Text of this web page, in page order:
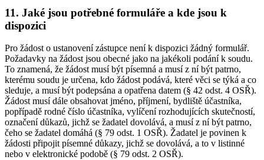
11. Jaké jsou potřebné formuláře a kde jsou k
dispozici
Pro žádost o ustanovení zástupce není k dispozici žádný formulář.
Požadavky na žádost jsou obecné jako na jakékoli podání k soudu.
To znamená, že žádost musí být písemná a musí z ní být patrno,
kterému soudu je určena, kdo žádost podává, které věci se týká a co
sleduje, a musí být podepsána a opatřena datem (§ 42 odst. 4 OSŘ).
Žádost musí dále obsahovat jméno, příjmení, bydliště účastníka,
popřípadě rodné číslo účastníka, vylíčení rozhodujících skutečností,
označení důkazů, jichž se žadatel dovolává, a musí z ní být patrno,
čeho se žadatel domáhá (§ 79 odst. 1 OSŘ). Žadatel je povinen k
žádosti připojit písemné důkazy, jichž se dovolává, a to v listinné
nebo v elektronické podobě (§ 79 odst. 2 OSŘ).